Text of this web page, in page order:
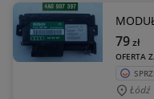
OFERTA Z
79zł
Łódź